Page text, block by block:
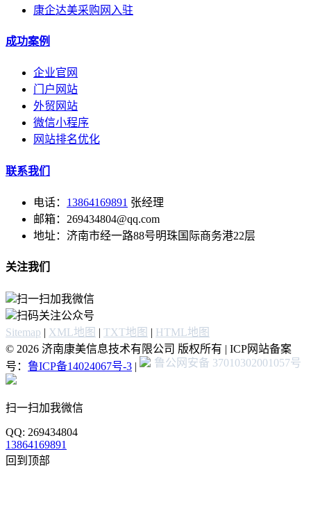
康企达美采购网入驻
成功案例
企业官网
门户网站
外贸网站
微信小程序
网站排名优化
联系我们
电话： 13864169891 张经理
邮箱：269434804@qq.com
地址：济南市经一路88号明珠国际商务港22层
关注我们
扫一扫加我微信
扫码关注公众号
Sitemap | XML地图 | TXT地图 | HTML地图
© 2026 济南康美信息技术有限公司 版权所有 | ICP网站备案
号： 鲁ICP备14024067号-3 | 鲁公网安备 37010302001057号
扫一扫加我微信
QQ: 269434804
13864169891
回到顶部